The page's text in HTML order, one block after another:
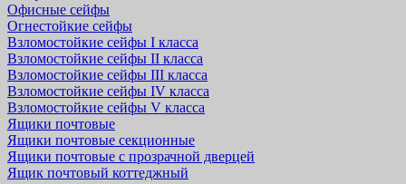
Офисные сейфы
Огнестойкие сейфы
Взломостойкие сейфы I класса
Взломостойкие сейфы II класса
Взломостойкие сейфы III класса
Взломостойкие сейфы IV класса
Взломостойкие сейфы V класса
Ящики почтовые
Ящики почтовые секционные
Ящики почтовые с прозрачной дверцей
Ящик почтовый коттеджный